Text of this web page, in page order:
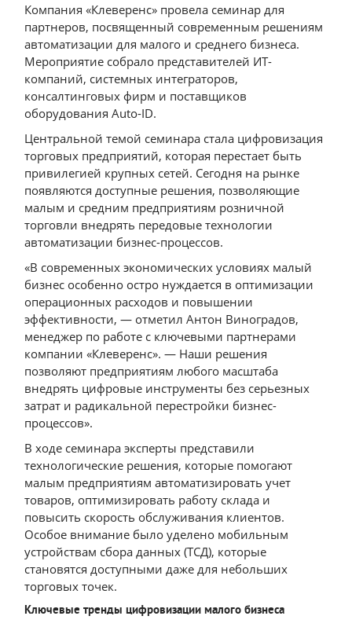
Компания «Клеверенс» провела семинар для
партнеров, посвященный современным решениям
автоматизации для малого и среднего бизнеса.
Мероприятие собрало представителей ИТ-
компаний, системных интеграторов,
консалтинговых фирм и поставщиков
оборудования Auto-ID.
Центральной темой семинара стала цифровизация
торговых предприятий, которая перестает быть
привилегией крупных сетей. Сегодня на рынке
появляются доступные решения, позволяющие
малым и средним предприятиям розничной
торговли внедрять передовые технологии
автоматизации бизнес-процессов.
«В современных экономических условиях малый
бизнес особенно остро нуждается в оптимизации
операционных расходов и повышении
эффективности, — отметил Антон Виноградов,
менеджер по работе с ключевыми партнерами
компании «Клеверенс». — Наши решения
позволяют предприятиям любого масштаба
внедрять цифровые инструменты без серьезных
затрат и радикальной перестройки бизнес-
процессов».
В ходе семинара эксперты представили
технологические решения, которые помогают
малым предприятиям автоматизировать учет
товаров, оптимизировать работу склада и
повысить скорость обслуживания клиентов.
Особое внимание было уделено мобильным
устройствам сбора данных (ТСД), которые
становятся доступными даже для небольших
торговых точек.
Ключевые тренды цифровизации малого бизнеса